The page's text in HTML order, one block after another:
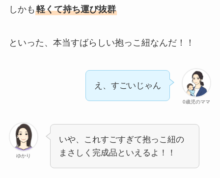
しかも 軽くて持ち運び抜群
といった、本当すばらしい抱っこ紐なんだ！！
0歳児のママ
え、すごいじゃん
ゆかり
いや、これすごすぎて抱っこ紐の
まさしく完成品といえるよ！！